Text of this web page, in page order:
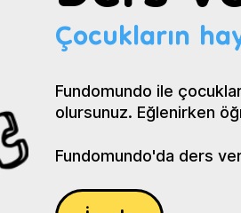
Çocukların
Fundomundo ile
olursunuz. Eğlenirken
Fundomundo'da ders